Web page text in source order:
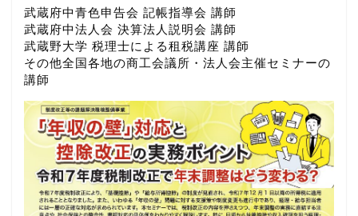
武蔵府中青色申告会 記帳指導会 講師
武蔵府中法人会 決算法人説明会 講師
武蔵野大学 税理士による租税講座 講師
その他全国各地の商工会議所・法人会主催セミナーの
講師